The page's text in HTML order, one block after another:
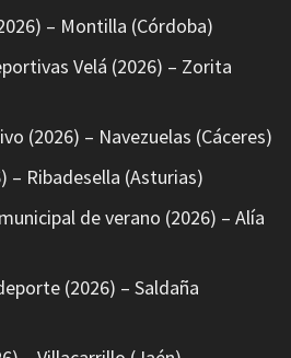
– Montilla (Córdoba)
Velá (2026) – Zorita
(2026) – Navezuelas (Cáceres)
– Ribadesella (Asturias)
de verano (2026) – Alía
(2026) – Saldaña